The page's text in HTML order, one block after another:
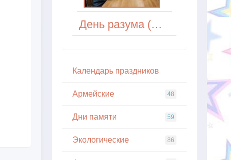
День разума (National Day of Reason) в США
Кaлeндapь пpaздникoв
Армейские 48
Дни памяти 59
Экологические 86